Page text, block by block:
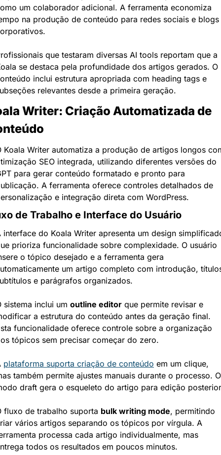
um colaborador adicional. A ferramenta economiza
na produção de conteúdo para redes sociais e blogs
que testaram diversas AI tools reportam que a
se destaca pela profundidade dos artigos gerados. O
inclui estrutura apropriada com heading tags e
relevantes desde a primeira geração.
Writer: Criação Automatizada de
Koala Writer automatiza a produção de artigos longos
SEO integrada, utilizando diferentes versões do
para gerar conteúdo formatado e pronto para
A ferramenta oferece controles detalhados de
e integração direta com WordPress.
de Trabalho e Interface do Usuário
interface do Koala Writer apresenta um design
prioriza funcionalidade sobre complexidade. O usuário
o tópico desejado e a ferramenta gera
um artigo completo com introdução,
e parágrafos organizados.
sistema inclui um outline editor que permite revisar e
a estrutura do conteúdo antes da geração final.
funcionalidade oferece controle sobre a organização
tópicos sem precisar começar do zero.
plataforma suporta criação de conteúdo em um clique,
também permite ajustes manuais durante o processo. O
draft gera o esqueleto do artigo para edição
fluxo de trabalho suporta bulk writing mode, permitindo
vários artigos separando os tópicos por vírgula. A
processa cada artigo individualmente, mas
todos os resultados em poucos minutos.